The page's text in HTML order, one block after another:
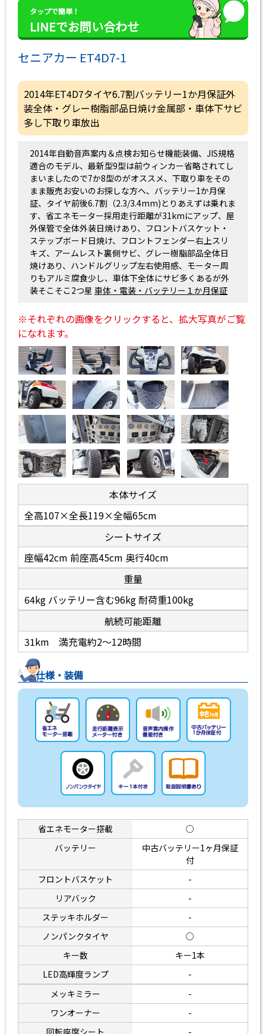
タップで簡単！
LINEでお問い合わせ
セニアカー ET4D7-1
2014年ET4D7タイヤ6.7割バッテリー1か月保証外
装全体・グレー樹脂部品日焼け金属部・車体下サビ
多し下取り車放出
2014年自動音声案内＆点検お知らせ機能装備、JIS規格
適合のモデル、最新型9型は前ウィンカー省略されてし
まいましたので7か8型のがオススメ、下取り車をその
まま販売お安いのお探しな方へ、バッテリー1か月保
証、タイヤ前後6.7割（2.3/3.4mm)とりあえずは乗れま
す、省エネモーター採用走行距離が31kmにアップ、屋
外保管で全体外装日焼けあり、フロントバスケット・
ステップボード日焼け、フロントフェンダー右上スリ
キズ、アームレスト裏側サビ、グレー樹脂部品全体日
焼けあり、ハンドルグリップ左右使用感、モーター周
りもアルミ腐食少し、車体下全体にサビ多くあるが外
装そこそこ2つ星 車体・電装・バッテリー１か月保証
※それぞれの画像をクリックすると、拡大写真がご覧
になれます。
本体サイズ
全高107×全長119×全幅65cm
シートサイズ
座幅42cm 前座高45cm 奥行40cm
重量
64kg バッテリー含む96kg 耐荷重100kg
航続可能距離
31km 満充電約2〜12時間
仕様・装備
省エネモーター搭載
○
バッテリー
中古バッテリー1ヶ月保証
付
フロントバスケット
-
リアバック
-
ステッキホルダー
-
ノンパンクタイヤ
○
キー数
キー1本
LED高輝度ランプ
-
メッキミラー
-
ワンオーナー
-
回転座席シート
-